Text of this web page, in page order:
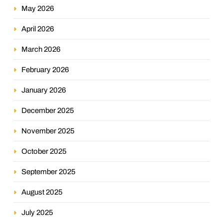
May 2026
April 2026
March 2026
February 2026
January 2026
December 2025
November 2025
October 2025
September 2025
August 2025
July 2025